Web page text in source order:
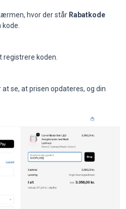
hvor der står Rabatkode
kode.
registrere koden.
at se, at prisen opdateres, og din